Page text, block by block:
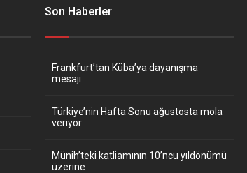
Son Haberler
Frankfurt’tan Küba’ya dayanışma
mesajı
Türkiye’nin Hafta Sonu ağustosta mola
veriyor
Münih’teki katliamının 10’ncu yıldönümü
üzerine